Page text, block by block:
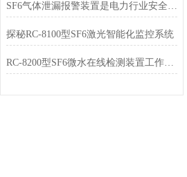
SF6气体泄漏报警装置是电力行业安全稳定运行的设备
探秘RC-8100型SF6激光智能化监控系统
RC-8200型SF6微水在线检测装置工作原理与应用解析